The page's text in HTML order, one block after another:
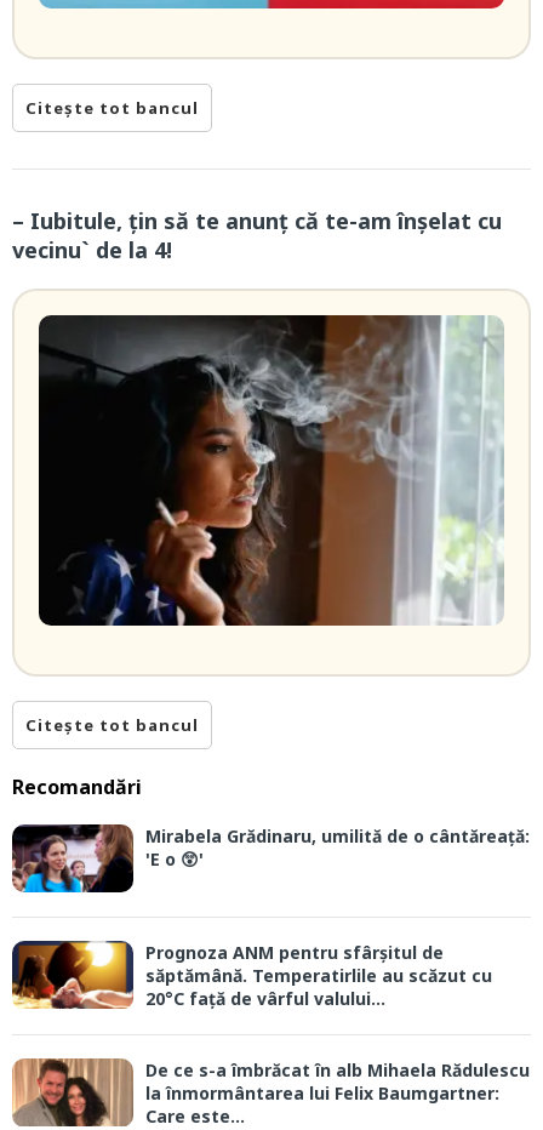
Citește tot bancul
– Iubitule, țin să te anunț că te-am înșelat cu
vecinu` de la 4!
Citește tot bancul
Recomandări
Mirabela Grădinaru, umilită de o cântăreață:
'E o 😲'
Prognoza ANM pentru sfârșitul de
săptămână. Temperatirlile au scăzut cu
20°C față de vârful valului...
De ce s-a îmbrăcat în alb Mihaela Rădulescu
la înmormântarea lui Felix Baumgartner:
Care este...